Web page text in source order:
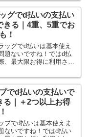
ばジャンカラでかなりお
グでd払いの支払い
きる｜4重、5重でお
！
ッグでd払いは基本使え
題ないですね！ではd払
、最大限お得に利用され
でかなりお得になりま
ッグでd払いを利用する
2つ！そして...
でd払いの支払いで
る｜＋2つ以上お得
プでd払いは基本使えま
ないですね！ではd払い